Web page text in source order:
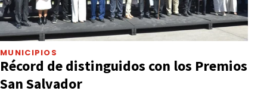
MUNICIPIOS
Récord de distinguidos con los Premios
San Salvador